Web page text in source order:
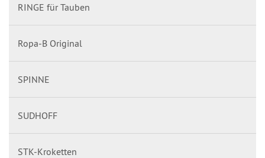
RINGE für Tauben
Ropa-B Original
SPINNE
SUDHOFF
STK-Kroketten